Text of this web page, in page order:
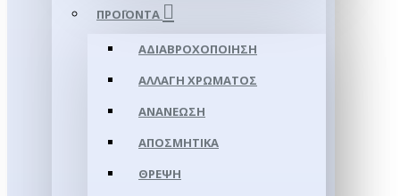
ΠΡΟΪΌΝΤΑ
ΑΔΙΑΒΡΟΧΟΠΟΊΗΣΗ
ΑΛΛΑΓΉ ΧΡΏΜΑΤΟΣ
ΑΝΑΝΈΩΣΗ
ΑΠΟΣΜΗΤΙΚΆ
ΘΡΈΨΗ